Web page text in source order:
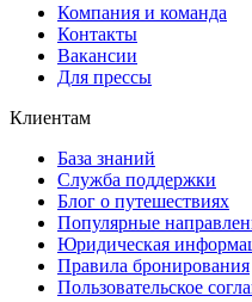
Компания и команда
Контакты
Вакансии
Для прессы
Клиентам
База знаний
Служба поддержки
Блог о путешествиях
Популярные
Юридическая
Правила бронирования
Пользовательское